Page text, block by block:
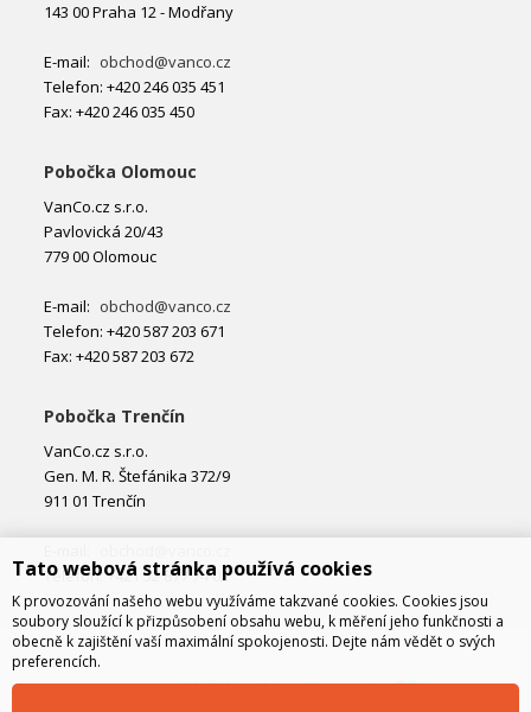
143 00 Praha 12 - Modřany
E-mail: obchod@vanco.cz
Telefon: +420 246 035 451
Fax: +420 246 035 450
Pobočka Olomouc
VanCo.cz s.r.o.
Pavlovická 20/43
779 00 Olomouc
E-mail: obchod@vanco.cz
Telefon: +420 587 203 671
Fax: +420 587 203 672
Pobočka Trenčín
VanCo.cz s.r.o.
Gen. M. R. Štefánika 372/9
911 01 Trenčín
Telefon: +421 32 877 74 02
Tato webová stránka používá cookies
K provozování našeho webu využíváme takzvané cookies. Cookies jsou
soubory sloužící k přizpůsobení obsahu webu, k měření jeho funkčnosti a
obecně k zajištění vaší maximální spokojenosti. Dejte nám vědět o svých
preferencích.